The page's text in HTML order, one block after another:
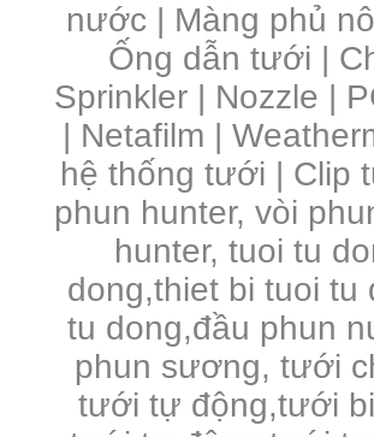
nước | Màng phủ
Ống dẫn tưới |
Sprinkler | Nozzle |
| Netafilm |
hệ thống tưới | Clip
phun hunter, vòi
hunter, tuoi tu
dong,thiet bi tuoi tu
tu dong,đầu phun
phun sương, tưới
tưới tự động,tưới